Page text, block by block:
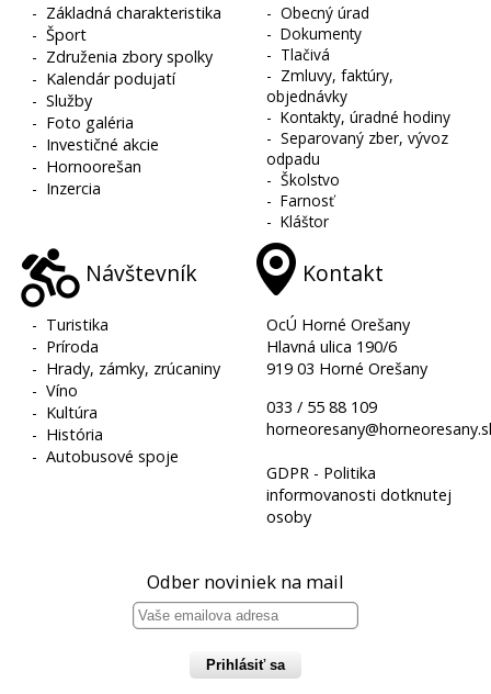
- Základná charakteristika
-Šport
- Združenia zbory spolky
- Kalendár podujatí
-Služby
- Foto galéria
- Investičné akcie
- Hornoorešan
- Inzercia
-Obecný úrad
-Dokumenty
- Tlačivá
- Zmluvy, faktúry,
objednávky
-Kontakty, úradné hodiny
-Separovaný zber, vývoz
odpadu
-Školstvo
-Farnosť
-Kláštor
Návštevník
- Turistika
- Príroda
- Hrady, zámky, zrúcaniny
-Víno
- Kultúra
- História
-Autobusové spoje
Kontakt
OcÚ Horné Orešany
Hlavná ulica 190/6
919 03 Horné Orešany
033 / 55 88 109
GDPR - Politika
informovanosti dotknutej
osoby
Odber noviniek na mail
Prihlásiť sa